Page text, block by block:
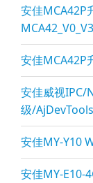
安佳MCA42P
安佳MCA42P
安佳威视IPC/
级/
安佳MY-Y10
安佳MY-E10-